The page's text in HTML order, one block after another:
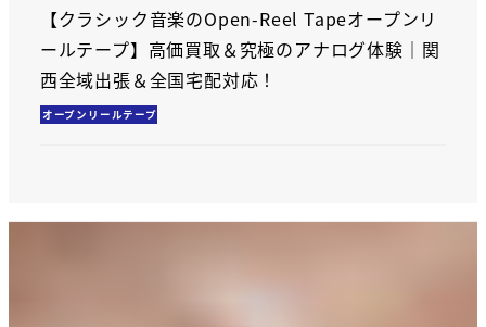
【クラシック音楽のOpen-Reel Tapeオープンリ
ールテープ】高価買取＆究極のアナログ体験｜関
西全域出張＆全国宅配対応！
オープンリールテープ